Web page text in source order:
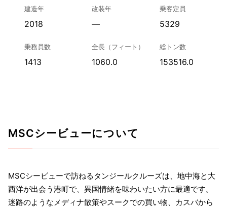
建造年
2018
改装年
—
乗客定員
5329
乗務員数
1413
全長（フィート）
1060.0
総トン数
153516.0
MSCシービューについて
MSCシービューで訪ねるタンジールクルーズは、地中海と大
西洋が出会う港町で、異国情緒を味わいたい方に最適です。
迷路のようなメディナ散策やスークでの買い物、カスバから